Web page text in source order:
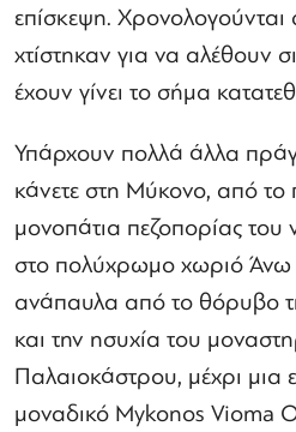
επίσκεψη. Χρονολογούνται
χτίστηκαν για να αλέθουν
έχουν γίνει το σήμα
Υπάρχουν πολλά άλλα
κάνετε στη Μύκονο, από
μονοπάτια πεζοπορίας του
στο πολύχρωμο χωριό
ανάπαυλα από το θόρυβο
και την ησυχία του
Παλαιοκάστρου, μέχρι μια
μοναδικό Mykonos Vioma